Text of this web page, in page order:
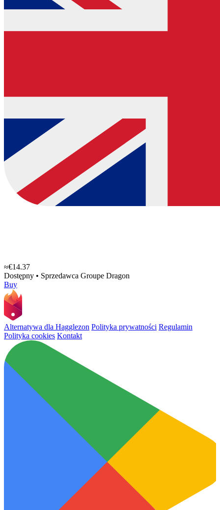
≈€14.37
Dostępny • Sprzedawca Groupe Dragon
Buy
Alternatywa dla Hagglezon Polityka prywatności Regulamin
Polityka cookies Kontakt